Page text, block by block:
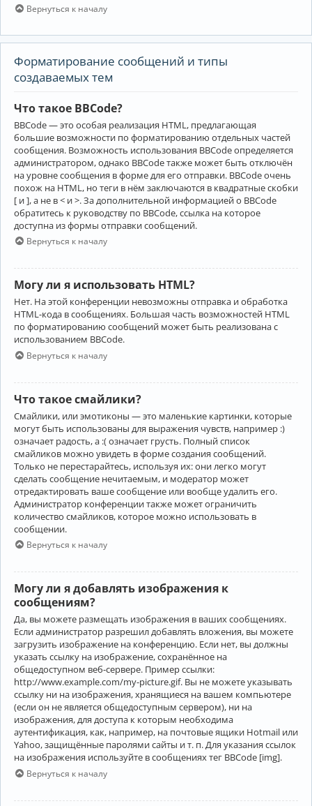
Вернуться к началу
Форматирование сообщений и типы
создаваемых тем
Что такое BBCode?
BBCode — это особая реализация HTML, предлагающая
большие возможности по форматированию отдельных частей
сообщения. Возможность использования BBCode определяется
администратором, однако BBCode также может быть отключён
на уровне сообщения в форме для его отправки. BBCode очень
похож на HTML, но теги в нём заключаются в квадратные скобки
[ и ], а не в < и >. За дополнительной информацией о BBCode
обратитесь к руководству по BBCode, ссылка на которое
доступна из формы отправки сообщений.
Вернуться к началу
Могу ли я использовать HTML?
Нет. На этой конференции невозможны отправка и обработка
HTML-кода в сообщениях. Большая часть возможностей HTML
по форматированию сообщений может быть реализована с
использованием BBCode.
Вернуться к началу
Что такое смайлики?
Смайлики, или эмотиконы — это маленькие картинки, которые
могут быть использованы для выражения чувств, например :)
означает радость, а :( означает грусть. Полный список
смайликов можно увидеть в форме создания сообщений.
Только не перестарайтесь, используя их: они легко могут
сделать сообщение нечитаемым, и модератор может
отредактировать ваше сообщение или вообще удалить его.
Администратор конференции также может ограничить
количество смайликов, которое можно использовать в
сообщении.
Вернуться к началу
Могу ли я добавлять изображения к
сообщениям?
Да, вы можете размещать изображения в ваших сообщениях.
Если администратор разрешил добавлять вложения, вы можете
загрузить изображение на конференцию. Если нет, вы должны
указать ссылку на изображение, сохранённое на
общедоступном веб-сервере. Пример ссылки:
http://www.example.com/my-picture.gif. Вы не можете указывать
ссылку ни на изображения, хранящиеся на вашем компьютере
(если он не является общедоступным сервером), ни на
изображения, для доступа к которым необходима
аутентификация, как, например, на почтовые ящики Hotmail или
Yahoo, защищённые паролями сайты и т. п. Для указания ссылок
на изображения используйте в сообщениях тег BBCode [img].
Вернуться к началу